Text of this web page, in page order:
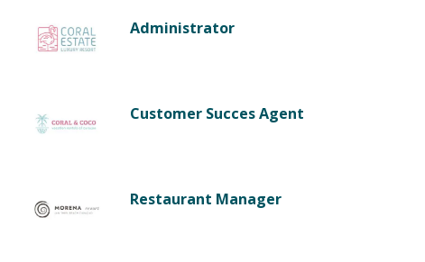
Administrator
Customer Succes Agent
Restaurant Manager